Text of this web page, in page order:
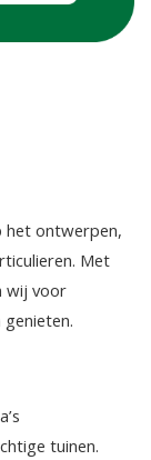
het ontwerpen,
Met
wij voor
tuinen.